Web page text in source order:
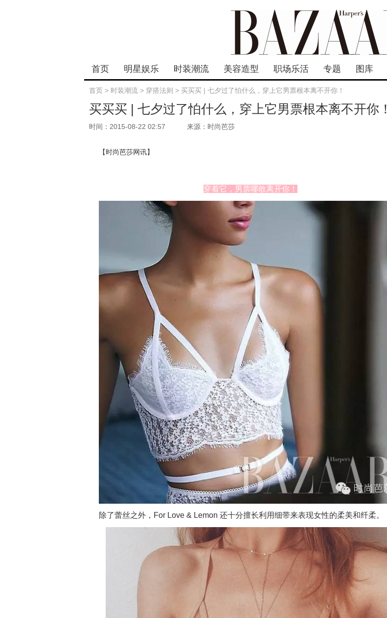
首页 明星娱乐 时装潮流 美容造型 职场乐活 专题 图库
首页 > 时装潮流 > 穿搭法则 > 买买买 | 七夕过了怕什么，穿上它男票根本离不开你！
买买买 | 七夕过了怕什么，穿上它男票根本离不开你！
时间：2015-08-22 02:57 来源：时尚芭莎
【时尚芭莎网讯】
穿着它，男票哪敢离开你！
除了蕾丝之外，For Love & Lemon 还十分擅长利用细带来表现女性的柔美和纤柔。